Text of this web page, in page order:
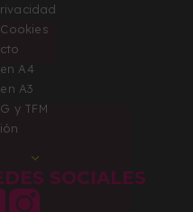
A4
A3
y TFM
SOCIALES